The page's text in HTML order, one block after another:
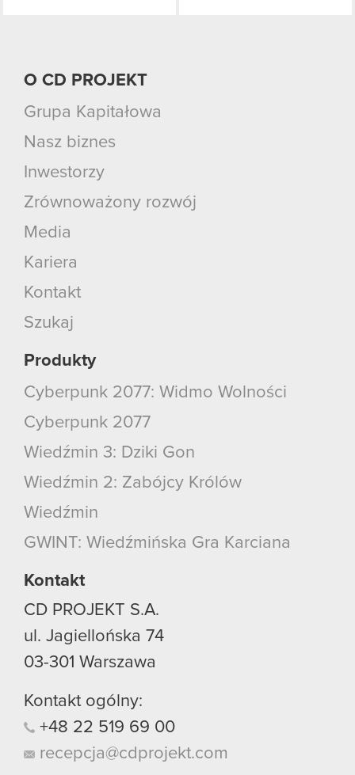
O CD PROJEKT
Grupa Kapitałowa
Nasz biznes
Inwestorzy
Zrównoważony rozwój
Media
Kariera
Kontakt
Szukaj
Produkty
Cyberpunk 2077: Widmo Wolności
Cyberpunk 2077
Wiedźmin 3: Dziki Gon
Wiedźmin 2: Zabójcy Królów
Wiedźmin
GWINT: Wiedźmińska Gra Karciana
Kontakt
CD PROJEKT S.A.
ul. Jagiellońska 74
03-301 Warszawa
Kontakt ogólny:
+48 22 519 69 00
recepcja@cdprojekt.com